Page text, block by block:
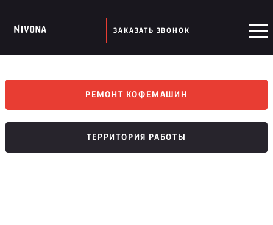
ЗАКАЗАТЬ ЗВОНОК
РЕМОНТ КОФЕМАШИН
ТЕРРИТОРИЯ РАБОТЫ